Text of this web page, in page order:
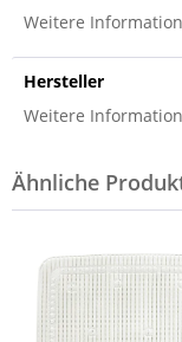
Weitere
Hersteller
Weitere